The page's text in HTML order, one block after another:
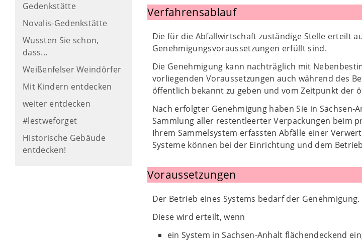
Gedenkstätte
Novalis-Gedenkstätte
Wussten Sie schon,
dass...
Weißenfelser Weindörfer
Mit Kindern entdecken
weiter entdecken
#lestweforget
Historische Gebäude
entdecken!
Verfahrensablauf
Die für die Abfallwirtschaft zuständige Stelle erteilt
Genehmigungsvoraussetzungen erfüllt sind.
Die Genehmigung kann nachträglich mit
vorliegenden Voraussetzungen auch während des
öffentlich bekannt zu geben und vom Zeitpunkt der
Nach erfolgter Genehmigung haben Sie in
Sammlung aller restentleerter Verpackungen beim
Ihrem Sammelsystem erfassten Abfälle einer
Systeme können bei der Einrichtung und dem
Voraussetzungen
Der Betrieb eines Systems bedarf der Genehmigung.
Diese wird erteilt, wenn
ein System in Sachsen-Anhalt flächendeckend